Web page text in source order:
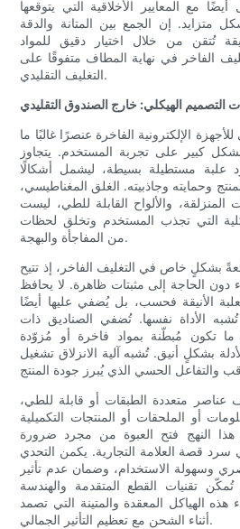
مع المعايير الأخلاقية التي يتوقعها
متزايد. إن الجمع بين المتانة والدقة
تُتقن من خلال اختيار دقيق للمواد
الفاخر في نهاية المطاف متفوقًا على
التغليف التقليدي.
التصميم الهيكلي: خارج الصندوق التقليدي
الإلكترونية الفاخرة عنصرًا غالبًا ما
كبير على تجربة المستخدم. يتجاوز
علبة مستطيلة بسيطة، ليشمل أشكالًا
وحمايته وجاذبيته. الغلق المغناطيسي،
المنزلقة، والألواح القابلة للطي، ليست
التي تجذب المستخدم وتخلق لحظات
من المفاجأة والبهجة.
بشكلٍ خاص في التغليف الفاخر، إذ تتيح
دون الحاجة إلى مثبتات ظاهرة. لا يحافظ
الأنيقة فحسب، بل يُضفي عليها أيضًا
الأداة نفسها. تُضفي الصناديق ذات
ما تكون مُبطّنة بمواد فاخرة أو مُزوّدة
بشكلٍ أنيق. تُشبه آلية الانزلاق تشغيل
عناصر متعددة الطبقات أو قابلة للطي،
أو الملحقات أو المنتجات التكميلية
النهج فتح العبوة من مجرد ضرورة
​​قصة العلامة التجارية. يكمن التحدي
وسهولة الاستخدام، وضمان عدم تأثير
تقنيات القطع المتقدمة والهندسة
الهياكل المعقدة والمتينة التي تصمد
أثناء الشحن مع تعظيم التأثير الجمالي.